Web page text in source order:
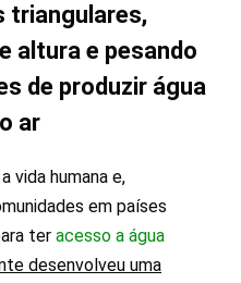
triangulares,
altura e pesando
de produzir água
ar
vida humana e,
em países
ter acesso a água
desenvolveu uma